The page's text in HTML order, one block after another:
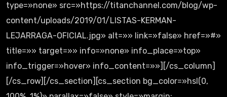
type=»none» src=»https://titanchannel.com/blog/wp-
content/uploads/2019/01/LISTAS-KERMAN-
LEJARRAGA-OFICIAL.jpg» alt=»» link=»false» href=»#»
title=»» target=»» info=»none» info_place=»top»
info_trigger=»hover» info_content=»»][/cs_column]
[/cs_row][/cs_section][cs_section bg_color=»hsl(0,